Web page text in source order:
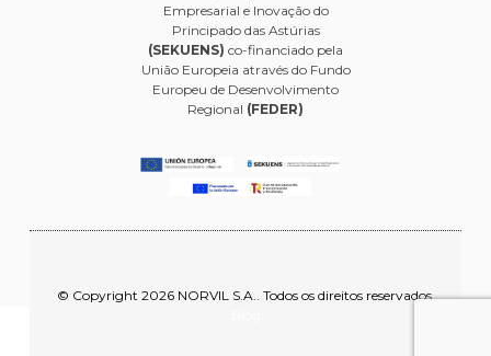
Empresarial e Inovação do
Principado das Astúrias
(SEKUENS) co-financiado pela
União Europeia através do Fundo
Europeu de Desenvolvimento
Regional (FEDER)
© Copyright 2026 NORVIL S.A.. Todos os direitos reservados.